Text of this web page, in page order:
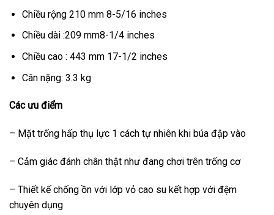
Chiều rộng 210 mm 8-5/16 inches
Chiều dài :209 mm8-1/4 inches
Chiều cao : 443 mm 17-1/2 inches
Cân nặng: 3.3 kg
Các ưu điểm
– Mặt trống hấp thụ lực 1 cách tự nhiên khi búa đập vào
– Cảm giác đánh chân thật như đang chơi trên trống cơ
– Thiết kế chống ồn với lớp vỏ cao su kết hợp với đệm
chuyên dụng